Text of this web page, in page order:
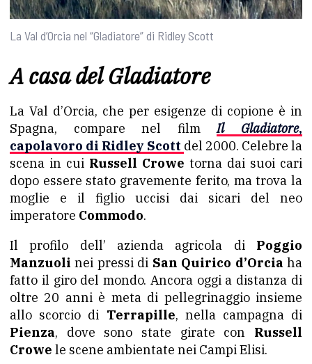
La Val d’Orcia nel “Gladiatore” di Ridley Scott
A casa del Gladiatore
La Val d’Orcia, che per esigenze di copione è in
Spagna, compare nel filmIl Gladiatore,
capolavoro di Ridley Scott del 2000. Celebre la
scena in cui Russell Crowe torna dai suoi cari
dopo essere stato gravemente ferito, ma trova la
moglie e il figlio uccisi dai sicari del neo
imperatore Commodo.
Il profilo dell’ azienda agricola di Poggio
Manzuoli nei pressi di San Quirico d’Orcia ha
fatto il giro del mondo. Ancora oggi a distanza di
oltre 20 anni è meta di pellegrinaggio insieme
allo scorcio di Terrapille, nella campagna di
Pienza, dove sono state girate con Russell
Crowe le scene ambientate nei Campi Elisi.